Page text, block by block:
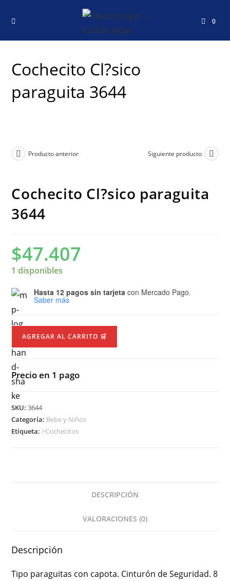
0
Cochecito Cl?sico
paraguita 3644
Producto anterior Siguiente producto
Cochecito Cl?sico paraguita
3644
$47.407
1 disponibles
Hasta 12 pagos sin tarjeta con Mercado Pago.
Saber más
AGREGAR AL CARRITO 🛒
Precio en 1 pago
SKU:3644
Categoría: Bebe y Niños
Etiqueta:>Cochecitos
DESCRIPCIÓN
VALORACIONES (0)
Descripción
Tipo paraguitas con capota. Cinturón de Seguridad. 8